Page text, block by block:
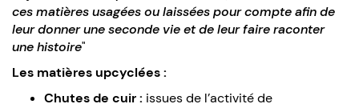
ces matières usagées ou laissées pour compte afin de
leur donner une seconde vie et de leur faire raconter
une histoire"
Les matières upcyclées :
Chutes de cuir : issues de l’activité de